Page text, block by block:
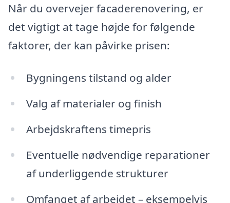
Når du overvejer facaderenovering, er
det vigtigt at tage højde for følgende
faktorer, der kan påvirke prisen:
Bygningens tilstand og alder
Valg af materialer og finish
Arbejdskraftens timepris
Eventuelle nødvendige reparationer
af underliggende strukturer
Omfanget af arbejdet – eksempelvis